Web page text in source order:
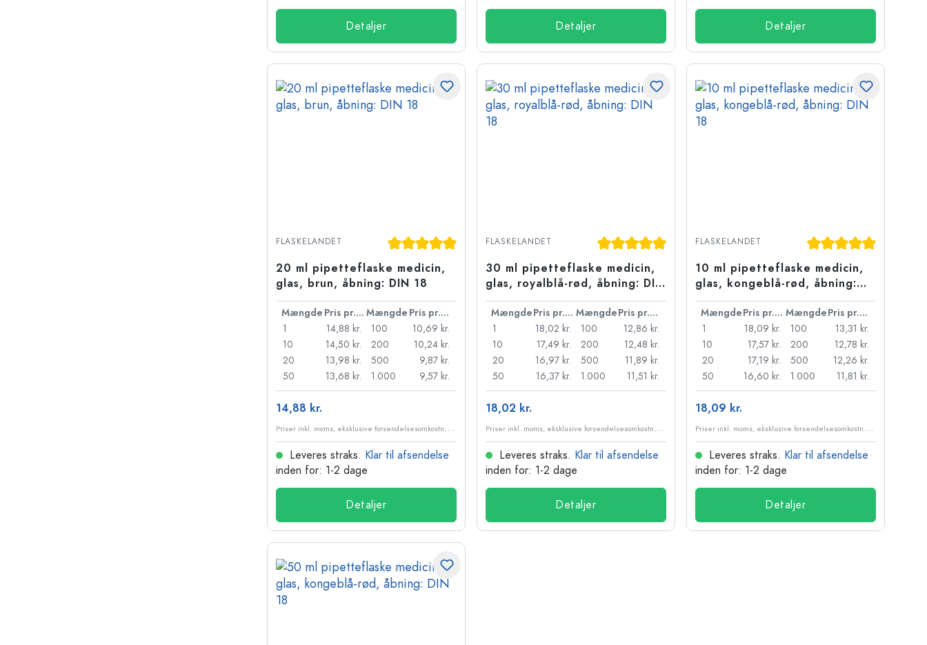
Detaljer Detaljer Detaljer
Gennemsnitlig bedømmelse på 5 ud af 5 stjerner
FLASKELANDET
20 ml pipetteflaske medicin,
glas, brun, åbning: DIN 18
Mængde Pris pr. stk. Mængde
Pris pr. stk.
1
14,88 kr.
10
14,50 kr.
20
13,98 kr.
50
13,68 kr.
100
10,69 kr.
200
10,24 kr.
500
9,87 kr.
1.000
9,57 kr.
14,88 kr.
P
riser inkl. moms, eksklusive forsendelsesomkostninger
Leveres straks. Klar til afsendelse
inden for: 1-2 dage
Detaljer
Gennemsnitlig bedømmelse på 5 ud af 5 stjerner
FLASKELANDET
30 ml pipetteflaske medicin,
glas, royalblå-rød, åbning: DIN
18
Mængde Pris pr. stk. Mængde
Pris pr. stk.
1
18,02 kr.
10
17,49 kr.
20
16,97 kr.
50
16,37 kr.
100
12,86 kr.
200
12,48 kr.
500
11,89 kr.
1.000
11,51 kr.
18,02 kr.
P
riser inkl. moms, eksklusive forsendelsesomkostninger
Leveres straks. Klar til afsendelse
inden for: 1-2 dage
Detaljer
Gennemsnitlig
FLASKELANDET
10 ml pipetteflaske medicin,
glas, kongeblå-rød, åbning:
DIN 18
Mængde Pris pr. stk. Mængde
Pris pr. stk.
1
18,09 kr.
10
17,57 kr.
20
17,19 kr.
50
16,60 kr.
100
13,31 kr.
200
12,78 kr.
500
12,26 kr.
1.000
11,81 kr.
18,09 kr.
P
riser inkl. moms, eksklusive forsendelsesomkostninger
Leveres straks. Klar til afsendelse
inden for: 1-2 dage
Detaljer